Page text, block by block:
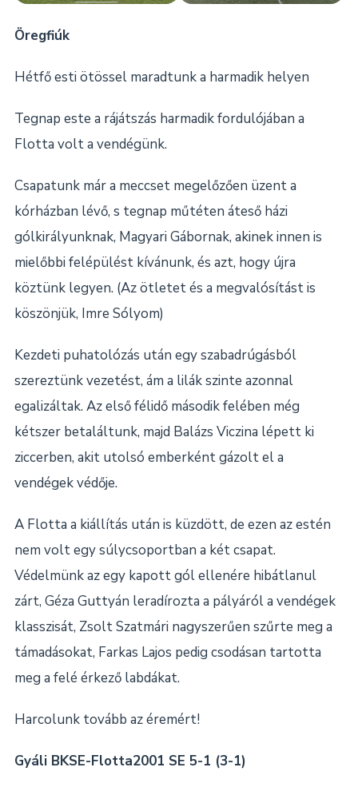
Öregfiúk
Hétfő esti ötössel maradtunk a harmadik helyen
Tegnap este a rájátszás harmadik fordulójában a
Flotta volt a vendégünk.
Csapatunk már a meccset megelőzően üzent a
kórházban lévő, s tegnap műtéten áteső házi
gólkirályunknak, Magyari Gábornak, akinek innen is
mielőbbi felépülést kívánunk, és azt, hogy újra
köztünk legyen. (Az ötletet és a megvalósítást is
köszönjük, Imre Sólyom)
Kezdeti puhatolózás után egy szabadrúgásból
szereztünk vezetést, ám a lilák szinte azonnal
egalizáltak. Az első félidő második felében még
kétszer betaláltunk, majd Balázs Viczina lépett ki
ziccerben, akit utolsó emberként gázolt el a
vendégek védője.
A Flotta a kiállítás után is küzdött, de ezen az estén
nem volt egy súlycsoportban a két csapat.
Védelmünk az egy kapott gól ellenére hibátlanul
zárt, Géza Guttyán leradírozta a pályáról a vendégek
klasszisát, Zsolt Szatmári nagyszerűen szűrte meg a
támadásokat, Farkas Lajos pedig csodásan tartotta
meg a felé érkező labdákat.
Harcolunk tovább az éremért!
Gyáli BKSE-Flotta2001 SE 5-1 (3-1)